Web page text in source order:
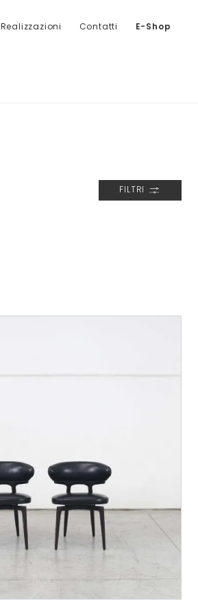
Realizzazioni Contatti E-Shop
FILTRI